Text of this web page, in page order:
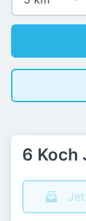
6 Koch